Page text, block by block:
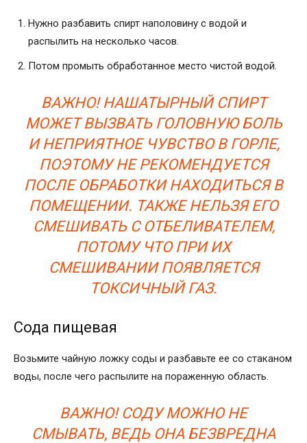
Нужно разбавить спирт наполовину с водой и
распылить на несколько часов.
Потом промыть обработанное место чистой водой.
ВАЖНО! НАШАТЫРНЫЙ СПИРТ
МОЖЕТ ВЫЗВАТЬ ГОЛОВНУЮ БОЛЬ
И НЕПРИЯТНОЕ ЧУВСТВО В ГОРЛЕ,
ПОЭТОМУ НЕ РЕКОМЕНДУЕТСЯ
ПОСЛЕ ОБРАБОТКИ НАХОДИТЬСЯ В
ПОМЕЩЕНИИ. ТАКЖЕ НЕЛЬЗЯ ЕГО
СМЕШИВАТЬ С ОТБЕЛИВАТЕЛЕМ,
ПОТОМУ ЧТО ПРИ ИХ
СМЕШИВАНИИ ПОЯВЛЯЕТСЯ
ТОКСИЧНЫЙ ГАЗ.
Сода пищевая
Возьмите чайную ложку соды и разбавьте ее со стаканом
воды, после чего распылите на пораженную область.
ВАЖНО! СОДУ МОЖНО НЕ
СМЫВАТЬ, ВЕДЬ ОНА БЕЗВРЕДНА